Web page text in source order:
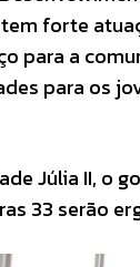
forte
para a
para os
Júlia II, o
33 serão